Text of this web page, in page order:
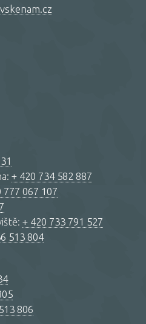
+ 420 734 582 887
777 067 107
+ 420 733 791 527
513 804
806